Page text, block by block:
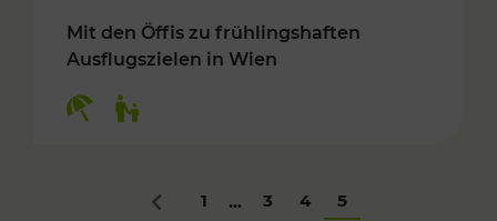
Mit den Öffis zu frühlingshaften
Ausflugszielen in Wien
Zurück
1 ... 3 4 5